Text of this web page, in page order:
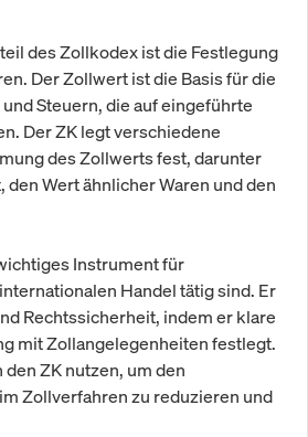
des Zollkodex ist die Festlegung
Der Zollwert ist die Basis für die
Steuern, die auf eingeführte
Der ZK legt verschiedene
des Zollwerts fest, darunter
Wert ähnlicher Waren und den
Instrument für
Handel tätig sind. Er
Rechtssicherheit, indem er klare
mit Zollangelegenheiten festlegt.
ZK nutzen, um den
Zollverfahren zu reduzieren und